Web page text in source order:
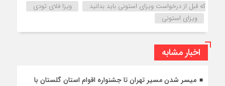
که قبل از درخواست ویزای استونی باید بدانید
ویزا فلای تودی
ویزای استونی
اخبار مشابه
میسر شدن مسیر تهران تا جشنواره اقوام استان گلستان با